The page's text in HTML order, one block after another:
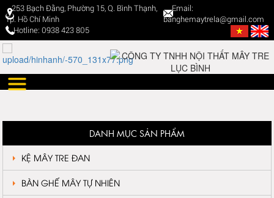
253 Bạch Đằng, Phường 15, Q. Bình Thạnh,
Tp. Hồ Chí Minh
Email:
banghemaytrela@gmail.com
Hotline: 0938 423 805
DANH MỤC SẢN PHẨM
KỆ MÂY TRE ĐAN
BÀN GHẾ MÂY TỰ NHIÊN